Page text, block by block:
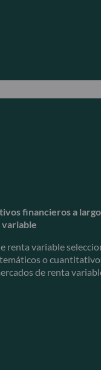
financieros a
variable
renta variable
o
de renta